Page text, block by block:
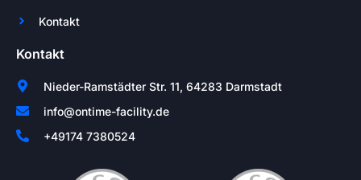
Kontakt
Kontakt
Nieder-Ramstädter Str. 11, 64283 Darmstadt
info@ontime-facility.de
+49174 7380524